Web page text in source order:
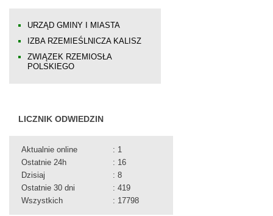
URZĄD GMINY I MIASTA
IZBA RZEMIEŚLNICZA KALISZ
ZWIĄZEK RZEMIOSŁA
POLSKIEGO
LICZNIK ODWIEDZIN
Aktualnie online
: 1
Ostatnie 24h
: 16
Dzisiaj
: 8
Ostatnie 30 dni
: 419
Wszystkich
: 17798